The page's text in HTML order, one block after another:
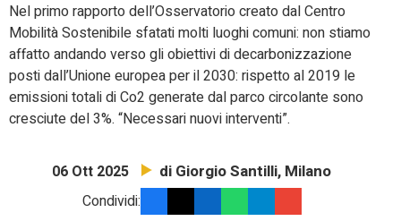
Nel primo rapporto dell’Osservatorio creato dal Centro
Mobilità Sostenibile sfatati molti luoghi comuni: non stiamo
affatto andando verso gli obiettivi di decarbonizzazione
posti dall’Unione europea per il 2030: rispetto al 2019 le
emissioni totali di Co2 generate dal parco circolante sono
cresciute del 3%. “Necessari nuovi interventi”.
06 Ott 2025 di Giorgio Santilli, Milano
Condividi: